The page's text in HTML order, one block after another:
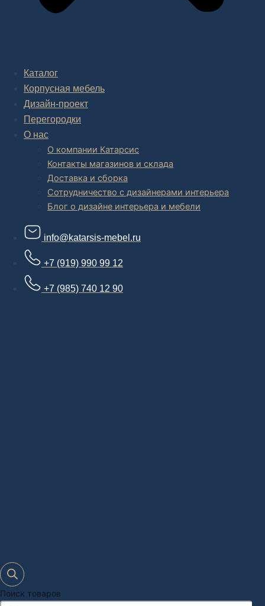
Каталог
Корпусная мебель
Дизайн-проект
Перегородки
О нас
О компании Катарсис
Контакты магазинов и склада
Доставка и сборка
Сотрудничество с дизайнерами интерьера
Блог о дизайне интерьера и мебели
info@katarsis-mebel.ru
+7 (919) 990 99 12
+7 (985) 740 12 90
Поиск товаров
дизайн проекта интерьера,
В салоне мебелииинтернет магазине дизайнерской мебели
есть и готовые товары, которые можем доставить уже сегодня, и
корпусная мебель на заказ, включая кухни.